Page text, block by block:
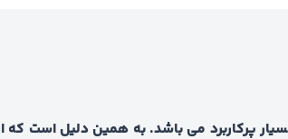
پرکاربرد می باشد. به همین دلیل است